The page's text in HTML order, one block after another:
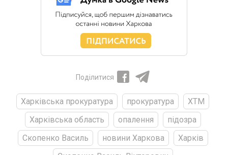
Поділитися
Харківська прокуратура прокуратура
ХТМ
Харківська область
опалення
підозра
Скопенко Василь
новини Харкова
Харків